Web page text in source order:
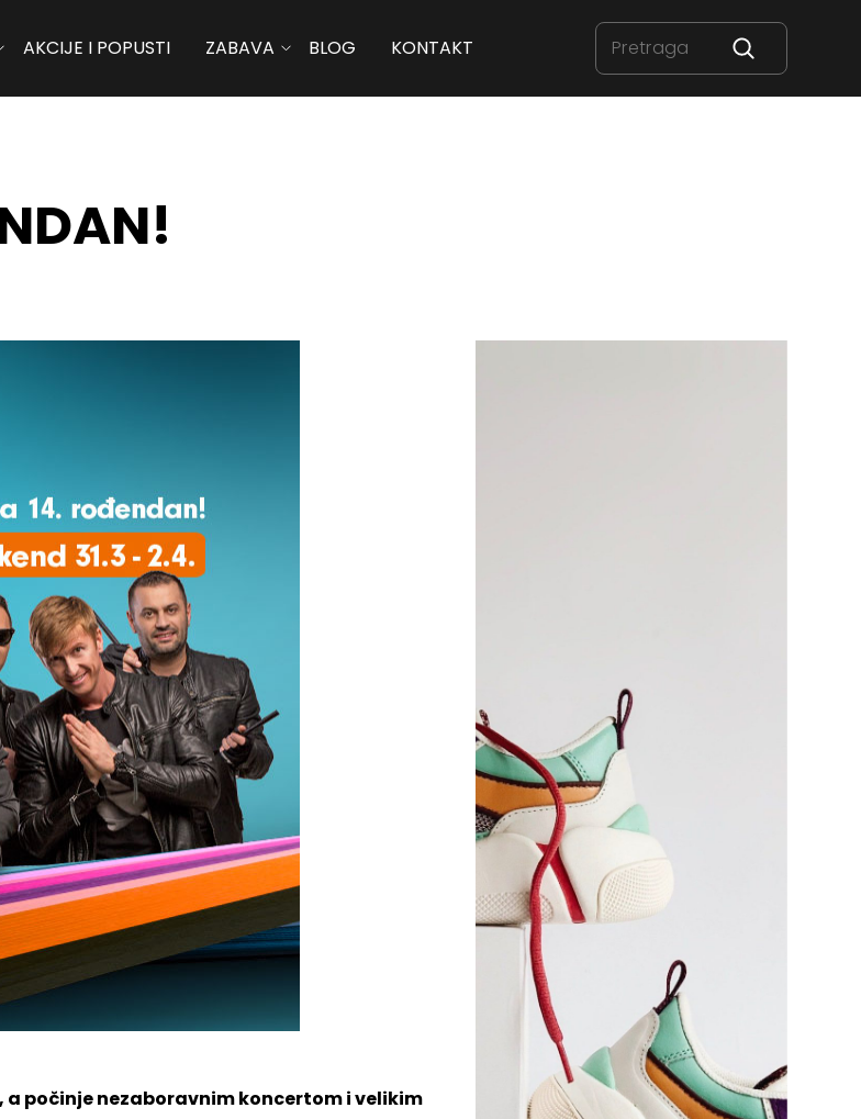
AKCIJE I POPUSTI ZABAVA BLOG KONTAKT
počinje nezaboravnim koncertom i velikim